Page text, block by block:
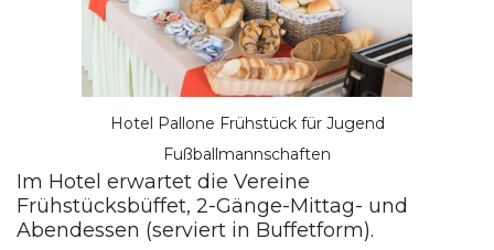
Hotel Pallone Frühstück für Jugend
Fußballmannschaften
Im Hotel erwartet die Vereine
Frühstücksbüffet, 2-Gänge-Mittag- und
Abendessen (serviert in Buffetform).